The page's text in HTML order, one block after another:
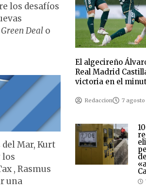
los desafíos
Deal o
Mar, Kurt
los
, Rasmus
una
El algecireño
Real Madrid
victoria en el
Redaccion 7